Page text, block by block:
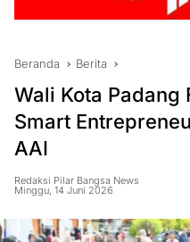
Beranda Berita
Wali Kota Padang
Smart
AAI
Redaksi Pilar Bangsa News
Minggu, 14 Juni 2026